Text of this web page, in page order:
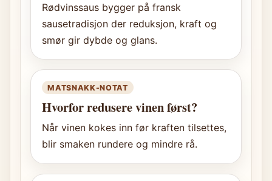
Rødvinssaus bygger på fransk
sausetradisjon der reduksjon, kraft og
smør gir dybde og glans.
MATSNAKK-NOTAT
Hvorfor redusere vinen først?
Når vinen kokes inn før kraften tilsettes,
blir smaken rundere og mindre rå.